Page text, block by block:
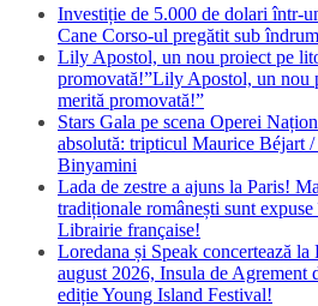
Investiție de 5.000 de dolari într-
Cane Corso-ul pregătit sub
Lily Apostol, un nou proiect pe
promovată!”Lily Apostol, un nou
merită promovată!”
Stars Gala pe scena Operei
absolută: tripticul Maurice Béjart
Binyamini
Lada de zestre a ajuns la Paris!
tradiționale românești sunt
Librairie française!
Loredana și Speak concertează
august 2026, Insula de Agrement
ediție Young Island Festival!